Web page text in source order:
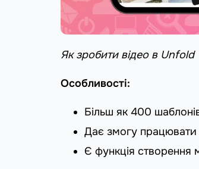
Як зробити відео в Unfold
Особливості:
Більш як 400
Дає змогу працювати
Є функція створення